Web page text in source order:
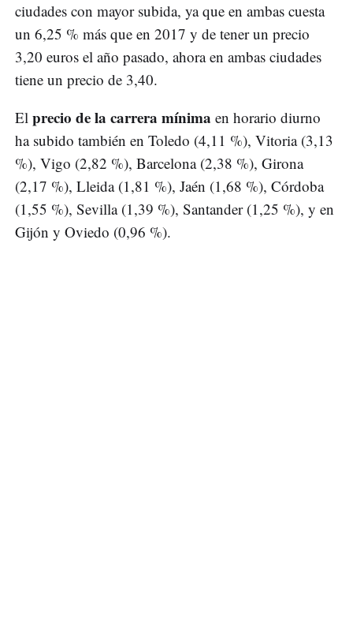
ciudades con mayor subida, ya que en ambas cuesta
un 6,25 % más que en 2017 y de tener un precio
3,20 euros el año pasado, ahora en ambas ciudades
tiene un precio de 3,40.
El precio de la carrera mínima en horario diurno
ha subido también en Toledo (4,11 %), Vitoria (3,13
%), Vigo (2,82 %), Barcelona (2,38 %), Girona
(2,17 %), Lleida (1,81 %), Jaén (1,68 %), Córdoba
(1,55 %), Sevilla (1,39 %), Santander (1,25 %), y en
Gijón y Oviedo (0,96 %).